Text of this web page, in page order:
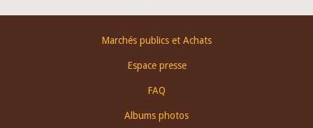
Marchés publics et Achats
Espace presse
FAQ
Albums photos